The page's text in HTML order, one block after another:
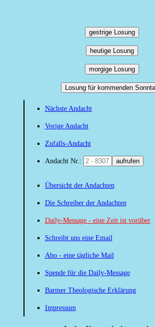
gestrige Losung
heutige Losung
morgige Losung
Losung für kommenden
Nächste Andacht
Vorige Andacht
Zufalls-Andacht
Andacht Nr.: aufrufen
Übersicht der Andachten
Die Schreiber der Andachten
Daily-Message - eine Zeit ist vorüber
Schreibt uns eine Email
Abo - eine tägliche Mail
Spende für die Daily-Message
Barmer Theologische Erklärung
Impressum